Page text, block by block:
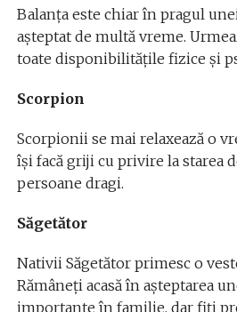
Balanța este chiar în pragul
așteptat de multă vreme.
toate disponibilitățile fizice și
Scorpion
Scorpionii se mai relaxează o
își facă griji cu privire la starea
persoane dragi.
Săgetător
Nativii Săgetător primesc o
Rămâneți acasă în așteptarea
importante în familie, dar fiți